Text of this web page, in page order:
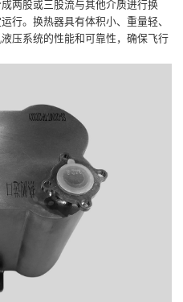
两股或三股流与其他介质进行换
行。换热器具有体积小、重量轻、
压系统的性能和可靠性，确保飞行